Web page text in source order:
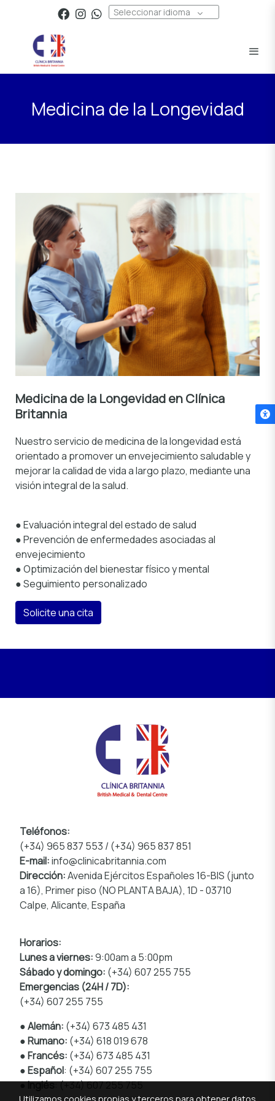
Seleccionar idioma
Medicina de la Longevidad
Medicina de la Longevidaden Clínica
Britannia
Nuestro servicio de medicina de la longevidad está
orientado a promover un envejecimiento saludable y
mejorar la calidad de vida a largo plazo, mediante una
visión integral de la salud.
●Evaluación integral del estado de salud
● Prevención de enfermedades asociadas al
envejecimiento
● Optimización del bienestar físico y mental
● Seguimiento personalizado
Solicite una cita
Teléfonos:
(+34) 965 837 553 / (+34) 965 837 851
E-mail:info@clinicabritannia.com
Dirección:Avenida Ejércitos Españoles 16-BIS (junto
a 16), Primer piso (NO PLANTA BAJA), 1D - 03710
Calpe, Alicante, España
Horarios:
Lunes a viernes:9:00am a 5:00pm
Sábado y domingo: (+34) 607 255 755
Emergencias (24H / 7D):
(+34) 607 255 755
●Alemán: (+34) 673 485 431
●Rumano: (+34) 618 019 678
●Francés: (+34) 673 485 431
●Español: (+34) 607 255 755
●Inglés:(+34) 607 255 755